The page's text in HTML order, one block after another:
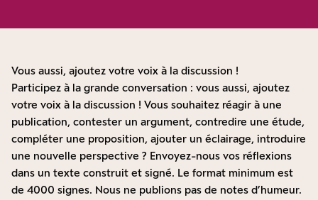
Vous aussi, ajoutez votre voix à la discussion !
Participez à la grande conversation : vous aussi, ajoutez
votre voix à la discussion ! Vous souhaitez réagir à une
publication, contester un argument, contredire une étude,
compléter une proposition, ajouter un éclairage, introduire
une nouvelle perspective ? Envoyez-nous vos réflexions
dans un texte construit et signé. Le format minimum est
de 4000 signes. Nous ne publions pas de notes d’humeur.